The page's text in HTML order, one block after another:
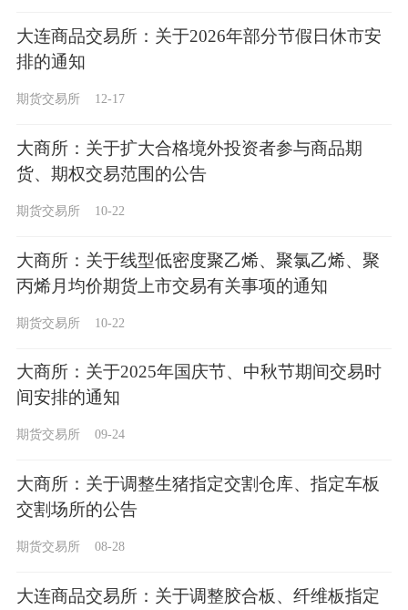
大连商品交易所：关于2026年部分节假日休市安
排的通知
期货交易所 12-17
大商所：关于扩大合格境外投资者参与商品期
货、期权交易范围的公告
期货交易所 10-22
大商所：关于线型低密度聚乙烯、聚氯乙烯、聚
丙烯月均价期货上市交易有关事项的通知
期货交易所 10-22
大商所：关于2025年国庆节、中秋节期间交易时
间安排的通知
期货交易所 09-24
大商所：关于调整生猪指定交割仓库、指定车板
交割场所的公告
期货交易所 08-28
大连商品交易所：关于调整胶合板、纤维板指定